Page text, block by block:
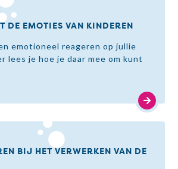
DE EMOTIES VAN KINDEREN
emotioneel reageren op jullie
lees je hoe je daar mee om kunt
BIJ HET VERWERKEN VAN DE